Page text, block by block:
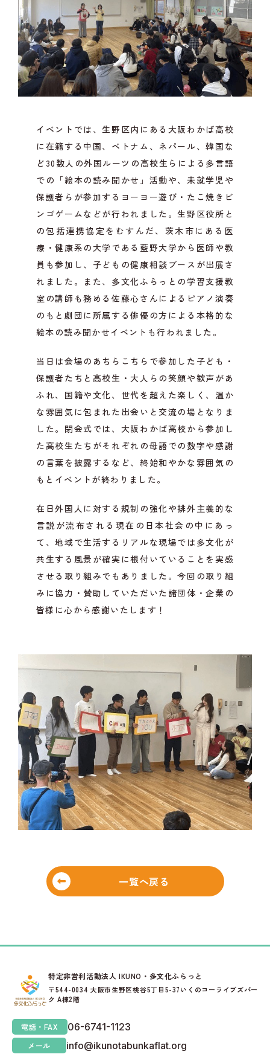
イベントでは、生野区内にある大阪わかば高校
に在籍する中国、ベトナム、ネパール、韓国な
ど30数人の外国ルーツの高校生らによる多言語
での「絵本の読み聞かせ」活動や、未就学児や
保護者らが参加するヨーヨー遊び・たこ焼きビ
ンゴゲームなどが行われました。生野区役所と
の包括連携協定をむすんだ、茨木市にある医
療・健康系の大学である藍野大学から医師や教
員も参加し、子どもの健康相談ブースが出展さ
れました。また、多文化ふらっとの学習支援教
室の講師も務める佐藤心さんによるピアノ演奏
のもと劇団に所属する俳優の方による本格的な
絵本の読み聞かせイベントも行われました。
当日は会場のあちらこちらで参加した子ども・
保護者たちと高校生・大人らの笑顔や歓声があ
ふれ、国籍や文化、世代を超えた楽しく、温か
な雰囲気に包まれた出会いと交流の場となりま
した。閉会式では、大阪わかば高校から参加し
た高校生たちがそれぞれの母語での数字や感謝
の言葉を披露するなど、終始和やかな雰囲気の
もとイベントが終わりました。
在日外国人に対する規制の強化や排外主義的な
言説が流布される現在の日本社会の中にあっ
て、地域で生活するリアルな現場では多文化が
共生する風景が確実に根付いていることを実感
させる取り組みでもありました。今回の取り組
みに協力・賛助していただいた諸団体・企業の
皆様に心から感謝いたします！
一覧へ戻る
特定非営利活動法人 IKUNO・多文化ふらっと
〒544-0034 大阪市生野区桃谷5丁目5-37いくのコーライブズパー
ク A棟2階
電話・FAX 06-6741-1123
メール info@ikunotabunkaflat.org